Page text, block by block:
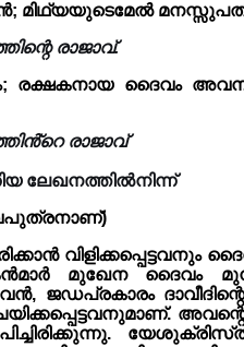
മിഥ്യയുടെമേൽ
രാജാവ്.
ദൈവം അവനു
രാജാവ്
ലേഖനത്തിൽനിന്ന്
മുഖേന ദൈവം
ദാവീദിന്റെ